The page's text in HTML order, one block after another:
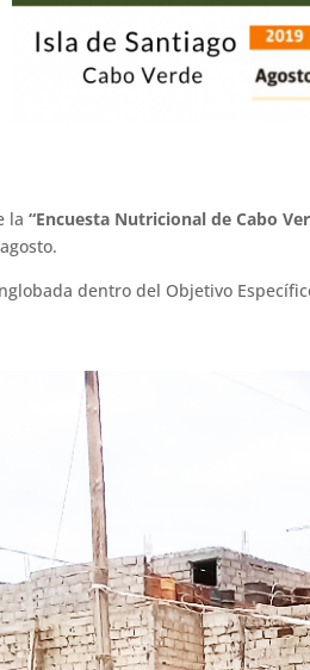
la“Encuesta Nutricional de Cabo
dentro del Objetivo